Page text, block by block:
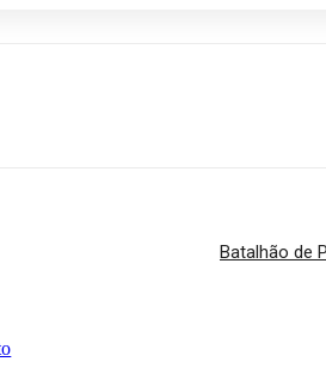
Batalhão de